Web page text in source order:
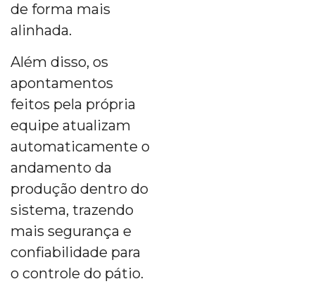
de forma mais
alinhada.
Além disso, os
apontamentos
feitos pela própria
equipe atualizam
automaticamente o
andamento da
produção dentro do
sistema, trazendo
mais segurança e
confiabilidade para
o controle do pátio.